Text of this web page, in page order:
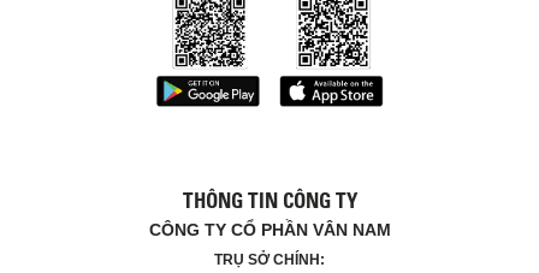
THÔNG TIN CÔNG TY
CÔNG TY CỔ PHẦN VÂN NAM
TRỤ SỞ CHÍNH: